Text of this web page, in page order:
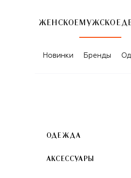
ЖЕНСКОЕ МУЖСКОЕ
МУЖСКИЕ ОЧКИ
Новинки Бренды
ОДЕЖДА
АКСЕССУАРЫ